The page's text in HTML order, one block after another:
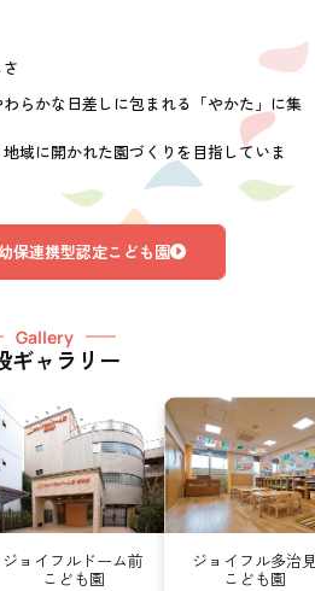
らかな日差しに包まれる「やかた」に集
域に開かれた園づくりを目指していま
保連携型認定こども園
Gallery
ギャラリー
ジョイフルドーム前
こども園
ジョイフル多治
こども園